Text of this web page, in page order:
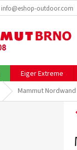
info@eshop-outdoor.com
Eiger Extreme
Mammut